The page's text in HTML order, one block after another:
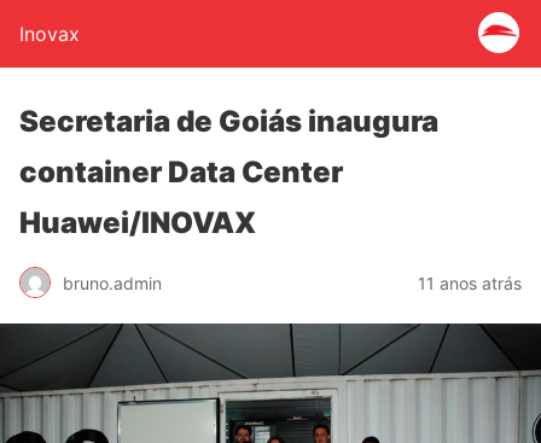
Inovax
Secretaria de Goiás inaugura
container Data Center
Huawei/INOVAX
bruno.admin 11 anos atrás